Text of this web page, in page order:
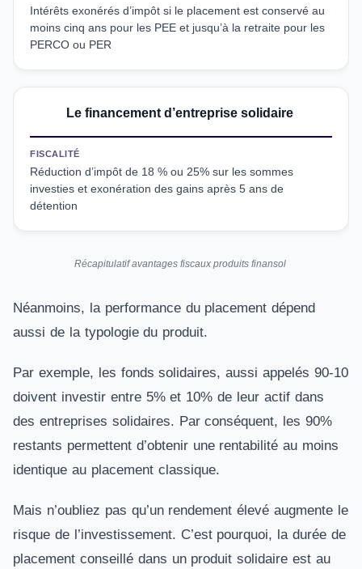
Intérêts exonérés d’impôt si le placement est conservé au
moins cinq ans pour les PEE et jusqu’à la retraite pour les
PERCO ou PER
Le financement d’entreprise solidaire
FISCALITÉ
Réduction d’impôt de 18 % ou 25% sur les sommes
investies et exonération des gains après 5 ans de
détention
Récapitulatif avantages fiscaux produits finansol
Néanmoins, la performance du placement dépend
aussi de la typologie du produit.
Par exemple, les fonds solidaires, aussi appelés 90-10
doivent investir entre 5% et 10% de leur actif dans
des entreprises solidaires. Par conséquent, les 90%
restants permettent d’obtenir une rentabilité au moins
identique au placement classique.
Mais n’oubliez pas qu’un rendement élevé augmente le
risque de l’investissement. C’est pourquoi, la durée de
placement conseillé dans un produit solidaire est au